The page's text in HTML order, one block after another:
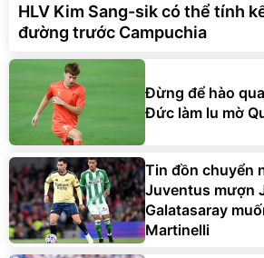
HLV Kim Sang-sik có thể tính
đường trước Campuchia
Đừng để hào
Đức làm lu mờ
Tin đồn chuyển
Juventus mượn
Galatasaray
Martinelli